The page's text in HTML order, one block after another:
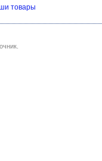
товары